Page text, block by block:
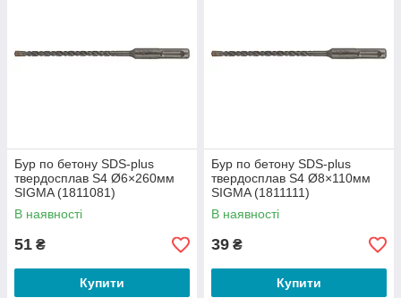
Бур по бетону SDS-plus
твердосплав S4 Ø6×260мм
SIGMA (1811081)
В наявності
51 ₴
Купити
Бур по бетону SDS-plus
твердосплав S4 Ø8×110мм
SIGMA (1811111)
В наявності
39 ₴
Купити